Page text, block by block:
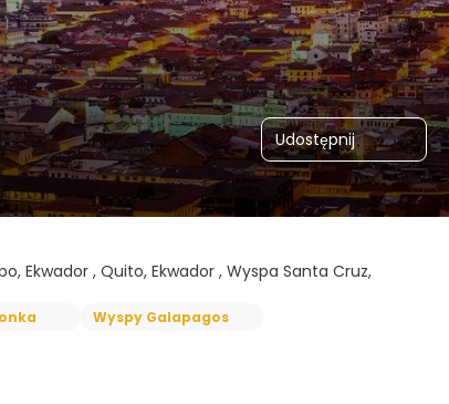
Udostępnij
Ekwador , Quito, Ekwador , Wyspa Santa Cruz,
Wyspy Galapagos